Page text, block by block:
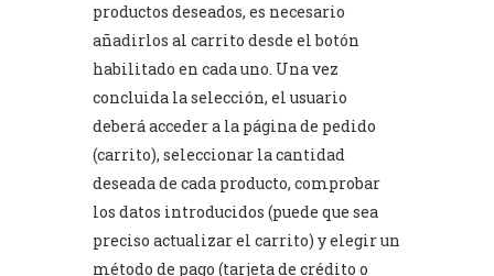
productos deseados, es necesario
añadirlos al carrito desde el botón
habilitado en cada uno. Una vez
concluida la selección, el usuario
deberá acceder a la página de pedido
(carrito), seleccionar la cantidad
deseada de cada producto, comprobar
los datos introducidos (puede que sea
preciso actualizar el carrito) y elegir un
método de pago (tarjeta de crédito o